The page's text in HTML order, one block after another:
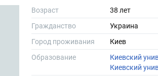
Возраст
38 лет
Гражданство
Украина
Город проживания
Киев
Образование
Киевский
Киевский